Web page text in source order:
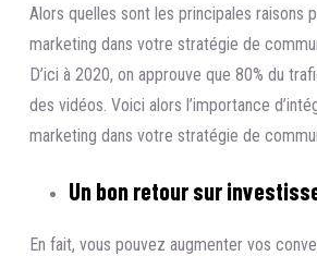
Alors quelles sont les principales raisons
marketing dans votre stratégie de
D’ici à 2020, on approuve que 80% du
des vidéos. Voici alors l’importance
marketing dans votre stratégie de
Un bon retour sur
En fait, vous pouvez augmenter vos